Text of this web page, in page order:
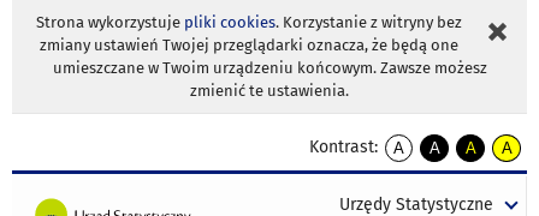
Strona wykorzystuje pliki cookies. Korzystanie z witryny bez
zmiany ustawień Twojej przeglądarki oznacza, że będą one
umieszczane w Twoim urządzeniu końcowym. Zawsze możesz
zmienić te ustawienia.
Kontrast:
A
kontrast
A
kontrast
tekst
A
kontrast
tekst
A
tekst
Urzędy Statystyczne